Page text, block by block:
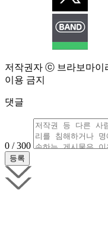
저작권자 ⓒ 브라보마이
이용 금지
댓글
0 / 300